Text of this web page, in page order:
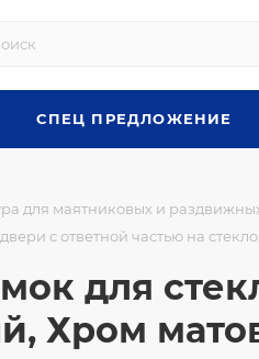
СПЕЦ ПРЕДЛОЖЕНИЕ
для маятниковых и
с ответной частью на
для
Хром